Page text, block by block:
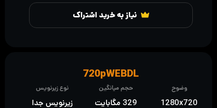
نیاز به خرید اشتراک
وضوح
1280x720
حجم میانگین
329 مگابایت
نوع زیرنویس
زیرنویس جدا
720pWEBDL